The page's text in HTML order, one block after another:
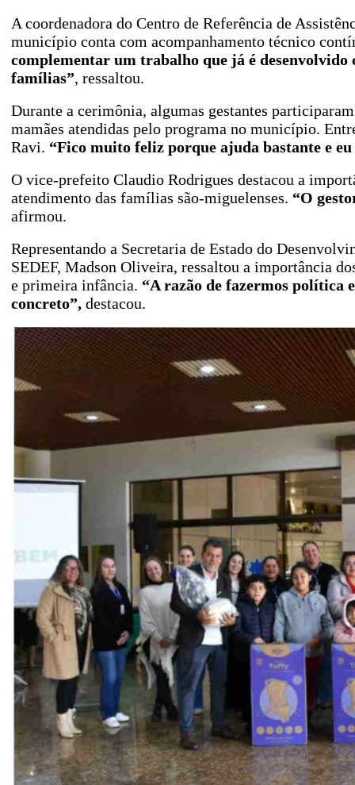
A coordenadora do Centro de Referência de
município conta com acompanhamento técnico
complementar um trabalho que já é desenvolvido
famílias”, ressaltou.
Durante a cerimônia, algumas gestantes
mamães atendidas pelo programa no município.
Ravi. “Fico muito feliz porque ajuda bastante e
O vice-prefeito Claudio Rodrigues destacou a
atendimento das famílias são-miguelenses. “O
afirmou.
Representando a Secretaria de Estado do
SEDEF, Madson Oliveira, ressaltou a importância
e primeira infância. “A razão de fazermos política
concreto”, destacou.